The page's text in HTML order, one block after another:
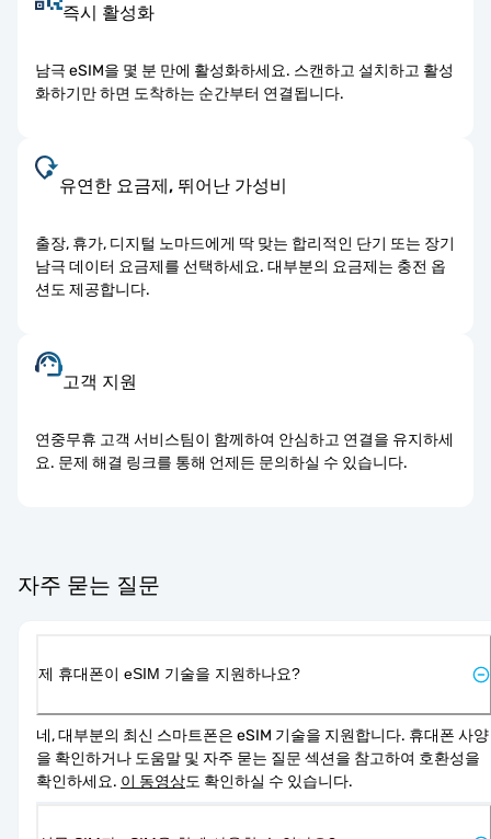
즉시 활성화
남극 eSIM을 몇 분 만에 활성화하세요. 스캔하고 설치하고 활성
화하기만 하면 도착하는 순간부터 연결됩니다.
유연한 요금제, 뛰어난 가성비
출장, 휴가, 디지털 노마드에게 딱 맞는 합리적인 단기 또는 장기
남극 데이터 요금제를 선택하세요. 대부분의 요금제는 충전 옵
션도 제공합니다.
고객 지원
연중무휴 고객 서비스팀이 함께하여 안심하고 연결을 유지하세
요. 문제 해결 링크를 통해 언제든 문의하실 수 있습니다.
자주 묻는 질문
제 휴대폰이 eSIM 기술을 지원하나요?
네, 대부분의 최신 스마트폰은 eSIM 기술을 지원합니다. 휴대폰 사양
을 확인하거나 도움말 및 자주 묻는 질문 섹션을 참고하여 호환성을
확인하세요. 이 동영상도 확인하실 수 있습니다.